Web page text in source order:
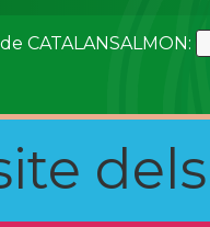
CATALANSALMON: